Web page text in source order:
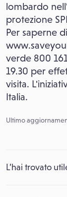
lombardo
protezione
Per saperne
verde 800
19.30 per
visita.
Italia.
Ultimo
L’hai trovato